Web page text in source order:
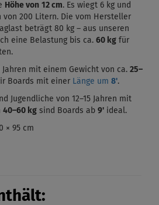
Höhe von 12 cm. Es wiegt 6 kg und
200 Litern. Die vom Hersteller
beträgt 80 kg – aus unseren
eine Belastung bis ca. 60 kg für
Jahren mit einem Gewicht von ca. 25–
Boards mit einer Länge um 8'.
Jugendliche von 12–15 Jahren mit
40–60 kg sind Boards ab 9' ideal.
× 95 cm